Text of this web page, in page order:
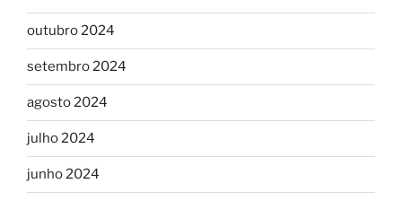
outubro 2024
setembro 2024
agosto 2024
julho 2024
junho 2024